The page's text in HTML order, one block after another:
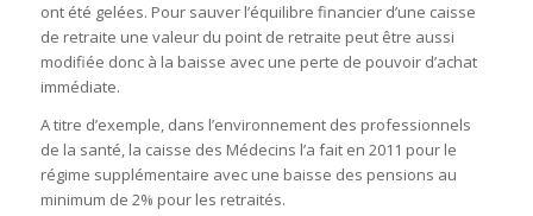
ont été gelées. Pour sauver l’équilibre financier d’une caisse
de retraite une valeur du point de retraite peut être aussi
modifiée donc à la baisse avec une perte de pouvoir d’achat
immédiate.
A titre d’exemple, dans l’environnement des professionnels
de la santé, la caisse des Médecins l’a fait en 2011 pour le
régime supplémentaire avec une baisse des pensions au
minimum de 2% pour les retraités.